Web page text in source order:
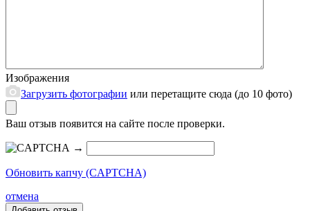
Изображения
Загрузить фотографии или перетащите сюда (до 10 фото)
Ваш отзыв появится на сайте после проверки.
→
Обновить капчу (CAPTCHA)
отмена